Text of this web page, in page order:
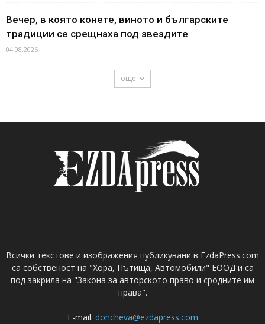
Вечер, в която конете, виното и българските
традиции се срещнаха под звездите
04.08.2026
още
Всички текстове и изображения публикувани в EzdaPress.com
са собственост на "Хора, Пътища, Автомобили" ЕООД и са
под закрила на "Закона за авторското право и сродните им
права".
E-mail: doncheva@ezdapress.com